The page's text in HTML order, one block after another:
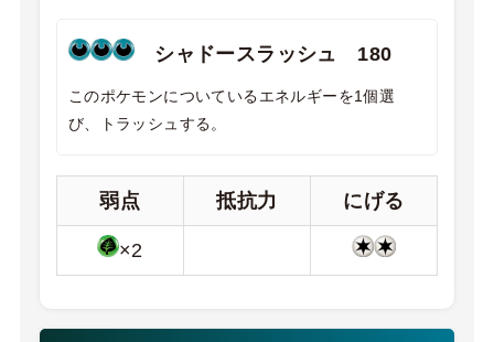
シャドースラッシュ 180
このポケモンについているエネルギーを1個選
び、トラッシュする。
弱点 抵抗力 にげる
×2